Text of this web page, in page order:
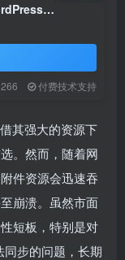
卓创源码网重磅推荐：适配子比主题的WordPress七牛云插件，彻底解决静态资源存储瓶颈
付费技术支持
其强大的资源下
。然而，随着网
件资源会迅速吞
崩溃。虽然市面
短板，特别是对
同步的问题，长期